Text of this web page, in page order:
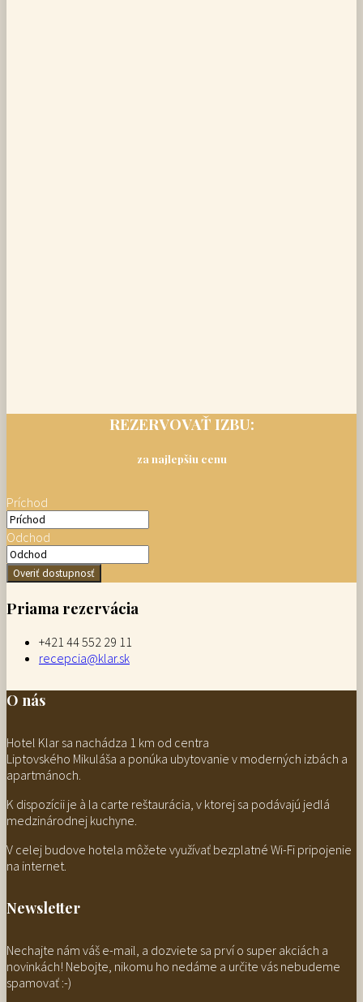
REZERVOVAŤ IZBU:
za najlepšiu cenu
Príchod
Odchod
Overiť dostupnosť
Priama rezervácia
+421 44 552 29 11
recepcia@klar.sk
O nás
Hotel Klar sa nachádza 1 km od centra
Liptovského Mikuláša a ponúka ubytovanie v moderných izbách a
apartmánoch.
K dispozícii je à la carte reštaurácia, v ktorej sa podávajú jedlá
medzinárodnej kuchyne.
V celej budove hotela môžete využívať bezplatné Wi-Fi pripojenie
na internet.
Newsletter
Nechajte nám váš e-mail, a dozviete sa prví o super akciách a
novinkách! Nebojte, nikomu ho nedáme a určite vás nebudeme
spamovať :-)